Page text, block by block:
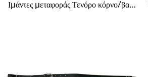
Ιμάντες μεταφοράς Τενόρο κόρνο/βαρύτονο